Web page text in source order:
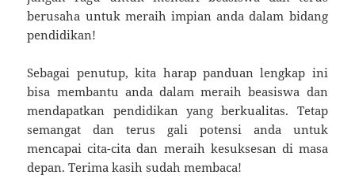
berusaha untuk meraih impian anda dalam bidang
pendidikan!
Sebagai penutup, kita harap panduan lengkap ini
bisa membantu anda dalam meraih beasiswa dan
mendapatkan pendidikan yang berkualitas. Tetap
semangat dan terus gali potensi anda untuk
mencapai cita-cita dan meraih kesuksesan di masa
depan. Terima kasih sudah membaca!